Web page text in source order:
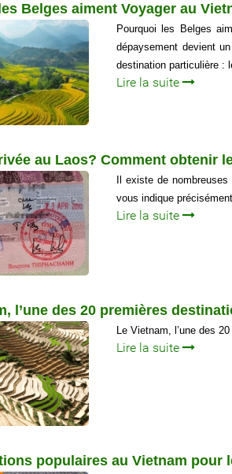
Belges aiment Voyager au
Pourquoi les Belges
dépaysement devient
destination particulière :
Lire la suite
au Laos? Comment obtenir
Il existe de
vous indique
Lire la suite
l’une des 20 premières
Le Vietnam, l’une des
Lire la suite
populaires au Vietnam pour